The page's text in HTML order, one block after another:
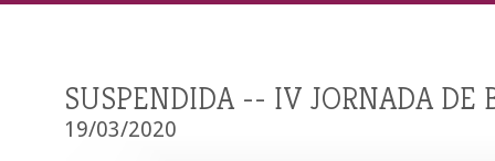
SUSPENDIDA -- IV JORNADA DE
19/03/2020